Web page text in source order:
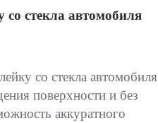
стекла автомобиля
со стекла автомобиля
поверхности и без
аккуратного